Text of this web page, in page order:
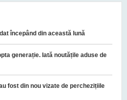
începând din această lună
generație. Iată noutățile aduse de
fost din nou vizate de perchezițiile